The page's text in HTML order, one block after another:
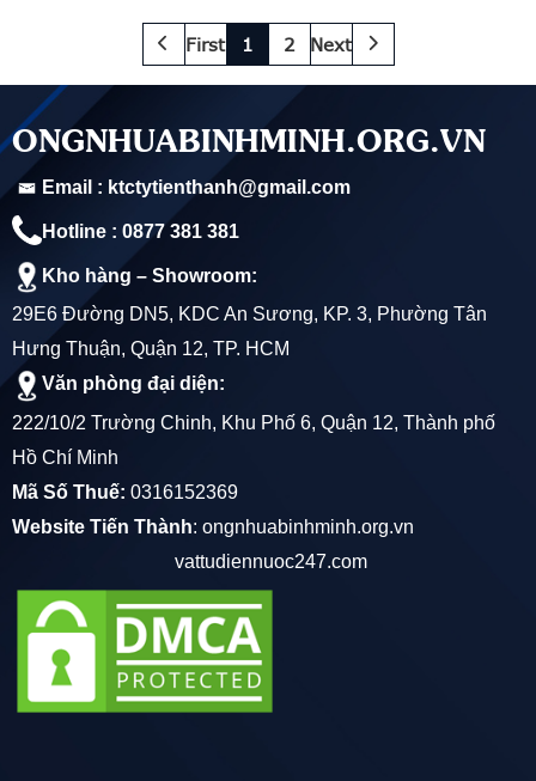
First 1 2 Next
ONGNHUABINHMINH.ORG.VN
Email : ktctytienthanh@gmail.com
Hotline : 0877 381 381
Kho hàng – Showroom:
29E6 Đường DN5, KDC An Sương, KP. 3, Phường Tân
Hưng Thuận, Quận 12, TP. HCM
Văn phòng đại diện:
222/10/2 Trường Chinh, Khu Phố 6, Quận 12, Thành phố
Hồ Chí Minh
Mã Số Thuế: 0316152369
Website Tiến Thành: ongnhuabinhminh.org.vn
vattudiennuoc247.com